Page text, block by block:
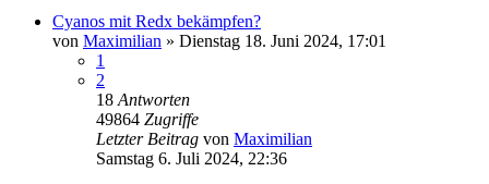
Cyanos mit Redx bekämpfen?
von Maximilian » Dienstag 18. Juni 2024, 17:01
1
2
18 Antworten
49864 Zugriffe
Letzter Beitrag von Maximilian
Samstag 6. Juli 2024, 22:36